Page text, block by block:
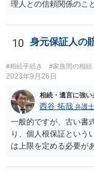
理人との信頼関係のこ
士が主張書面の提出を
益がないと考えている
めて、弁護士見解を
います。単に面倒臭い
れば、当該弁護士との
出することを検討なさ
10 身元保証人の
#相続手続き #家族間の相続
2023年9月26日
相続・遺言に強い
西谷 拓哉 弁護士
一般的ですが、古い書
り、個人根保証という
は上限を定める必要が
り、会社側は請求でき